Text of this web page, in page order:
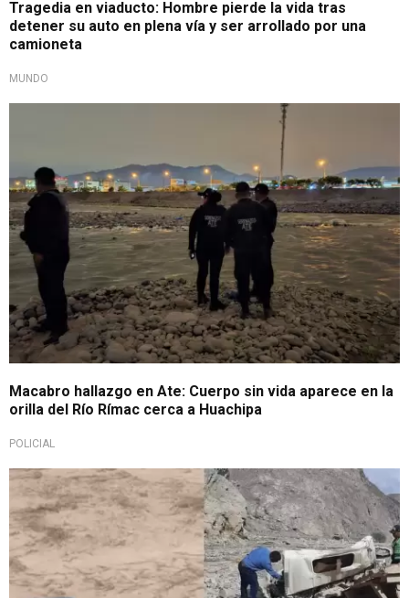
Tragedia en viaducto: Hombre pierde la vida tras
detener su auto en plena vía y ser arrollado por una
camioneta
MUNDO
Macabro hallazgo en Ate: Cuerpo sin vida aparece en la
orilla del Río Rímac cerca a Huachipa
POLICIAL
Su copiloto se salvó